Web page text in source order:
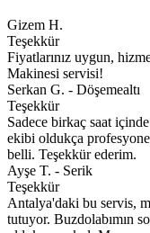
Gizem H.
Teşekkür
Fiyatlarınız uygun,
Makinesi servisi!
Serkan G. - Döşemealtı
Teşekkür
Sadece birkaç saat
ekibi oldukça
belli. Teşekkür ederim.
Ayşe T. - Serik
Teşekkür
Antalya'daki bu servis,
tutuyor. Buzdolabımın